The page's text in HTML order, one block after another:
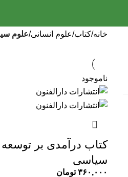
خانه کتاب علوم انسانی علوم
ناموجود
کتاب درآمدی بر توسعه
سیاسی
۳۶۰,۰۰۰ تومان